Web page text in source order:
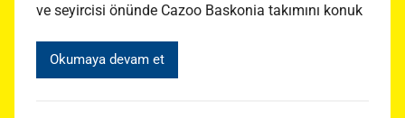
ve seyircisi önünde Cazoo Baskonia takımını konuk
Okumaya devam et